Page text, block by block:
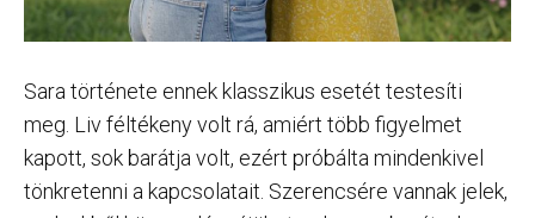
Sara története ennek klasszikus esetét testesíti
meg. Liv féltékeny volt rá, amiért több figyelmet
kapott, sok barátja volt, ezért próbálta mindenkivel
tönkretenni a kapcsolatait. Szerencsére vannak jelek,